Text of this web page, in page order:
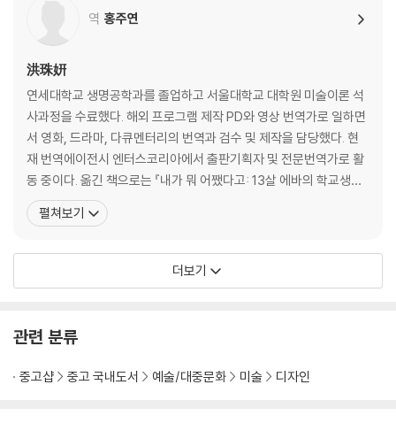
역 홍주연
洪珠姸
연세대학교 생명공학과를 졸업하고 서울대학교 대학원 미술이론 석
사과정을 수료했다. 해외 프로그램 제작 PD와 영상 번역가로 일하면
서 영화, 드라마, 다큐멘터리의 번역과 검수 및 제작을 담당했다. 현
재 번역에이전시 엔터스코리아에서 출판기획자 및 전문번역가로 활
동 중이다. 옮긴 책으로는 『내가 뭐 어쨌다고: 13살 에바의 학교생활
일기』, 『나도 중학생은 처음이라고!』, 『똑똑 과학 씨, 들어가도 될까
요』, 『생명의 위대한 역사』, 『연필의 힘』, 『당신이 알지 못했던 걸작의
『연필의 101가지 사용법』, 『엄마
펼쳐보기
더보기
관련 분류
중고샵 중고 국내도서 예술/대중문화 미술 디자인